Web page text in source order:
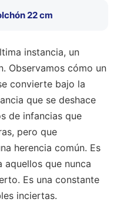
22 cm
instancia, un
Observamos cómo un
convierte bajo la
que se deshace
de infancias que
pero que
herencia común. Es
aquellos que nunca
Es una constante
inciertas.